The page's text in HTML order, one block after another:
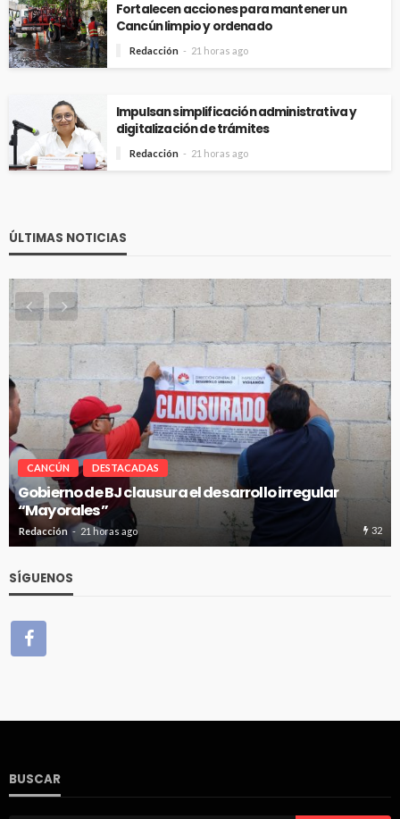
Fortalecen acciones para mantener un
Cancún limpio y ordenado
Redacción 21 horas ago
Impulsan simplificación administrativa y
digitalización de trámites
Redacción 21 horas ago
ÚLTIMAS NOTICIAS
CANCÚN DESTACADAS
Pablo Bustamante acompaña a familias afuera del
Hospital General de Cancún
Redacción 21 horas ago 36
SÍGUENOS
BUSCAR